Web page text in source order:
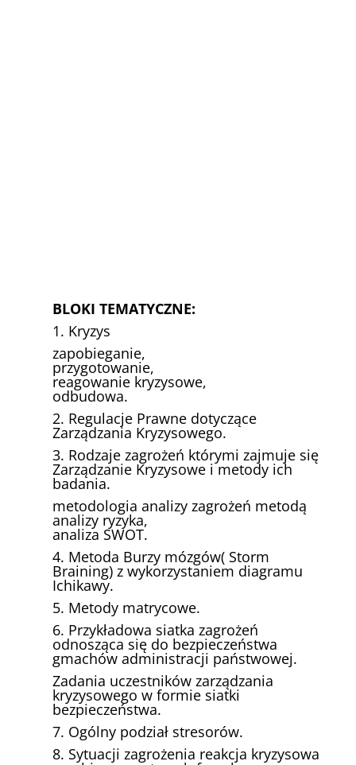
BLOKI TEMATYCZNE:
1. Kryzys
zapobieganie,
przygotowanie,
reagowanie kryzysowe,
odbudowa.
2. Regulacje Prawne dotyczące
Zarządzania Kryzysowego.
3. Rodzaje zagrożeń którymi zajmuje się
Zarządzanie Kryzysowe i metody ich
badania.
metodologia analizy zagrożeń metodą
analizy ryzyka,
analiza SWOT.
4. Metoda Burzy mózgów( Storm
Braining) z wykorzystaniem diagramu
Ichikawy.
5. Metody matrycowe.
6. Przykładowa siatka zagrożeń
odnosząca się do bezpieczeństwa
gmachów administracji państwowej.
Zadania uczestników zarządzania
kryzysowego w formie siatki
bezpieczeństwa.
7. Ogólny podział stresorów.
8. Sytuacji zagrożenia reakcja kryzysowa